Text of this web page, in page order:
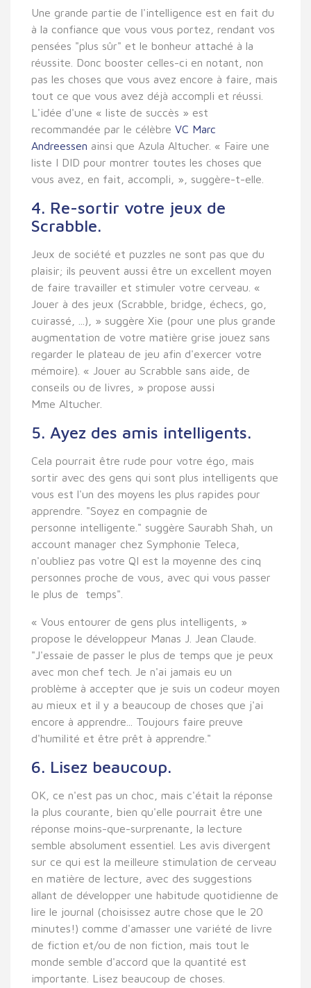
Une grande partie de l'intelligence est en fait du
à la confiance que vous vous portez, rendant vos
pensées "plus sûr" et le bonheur attaché à la
réussite. Donc booster celles-ci en notant, non
pas les choses que vous avez encore à faire, mais
tout ce que vous avez déjà accompli et réussi.
L'idée d'une « liste de succès » est
recommandée par le célèbre VC Marc
Andreessen ainsi que Azula Altucher. « Faire une
liste I DID pour montrer toutes les choses que
vous avez, en fait, accompli, », suggère-t-elle.
4. Re-sortir votre jeux de
Scrabble.
Jeux de société et puzzles ne sont pas que du
plaisir; ils peuvent aussi être un excellent moyen
de faire travailler et stimuler votre cerveau. «
Jouer à des jeux (Scrabble, bridge, échecs, go,
cuirassé, ...), » suggère Xie (pour une plus grande
augmentation de votre matière grise jouez sans
regarder le plateau de jeu afin d'exercer votre
mémoire). « Jouer au Scrabble sans aide, de
conseils ou de livres, » propose aussi
Mme Altucher.
5. Ayez des amis intelligents.
Cela pourrait être rude pour votre égo, mais
sortir avec des gens qui sont plus intelligents que
vous est l'un des moyens les plus rapides pour
apprendre. "Soyez en compagnie de
personne intelligente." suggère Saurabh Shah, un
account manager chez Symphonie Teleca,
n'oubliez pas votre QI est la moyenne des cinq
personnes proche de vous, avec qui vous passer
le plus de temps".
« Vous entourer de gens plus intelligents, »
propose le développeur Manas J. Jean Claude.
"J'essaie de passer le plus de temps que je peux
avec mon chef tech. Je n'ai jamais eu un
problème à accepter que je suis un codeur moyen
au mieux et il y a beaucoup de choses que j'ai
encore à apprendre... Toujours faire preuve
d'humilité et être prêt à apprendre."
6. Lisez beaucoup.
OK, ce n'est pas un choc, mais c'était la réponse
la plus courante, bien qu'elle pourrait être une
réponse moins-que-surprenante, la lecture
semble absolument essentiel. Les avis divergent
sur ce qui est la meilleure stimulation de cerveau
en matière de lecture, avec des suggestions
allant de développer une habitude quotidienne de
lire le journal (choisissez autre chose que le 20
minutes!) comme d'amasser une variété de livre
de fiction et/ou de non fiction, mais tout le
monde semble d'accord que la quantité est
importante. Lisez beaucoup de choses.